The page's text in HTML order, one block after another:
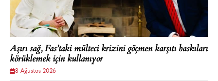
Aşırı sağ, Fas’taki mülteci krizini göçmen karşıtı baskıları
körüklemek için kullanıyor
8 Ağustos 2026